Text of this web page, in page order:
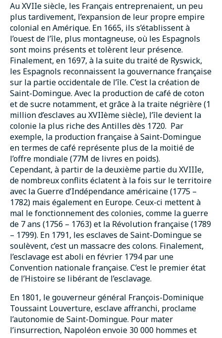
Au XVIIe siècle, les Français entreprenaient, un peu
plus tardivement, l’expansion de leur propre empire
colonial en Amérique. En 1665, ils s’établissent à
l’ouest de l’île, plus montagneuse, où les Espagnols
sont moins présents et tolèrent leur présence.
Finalement, en 1697, à la suite du traité de Ryswick,
les Espagnols reconnaissent la gouvernance française
sur la partie occidentale de l’île. C’est la création de
Saint-Domingue. Avec la production de café de coton
et de sucre notamment, et grâce à la traite négrière (1
million d’esclaves au XVIIème siècle), l’île devient la
colonie la plus riche des Antilles dès 1720. Par
exemple, la production française à Saint-Domingue
en termes de café représente plus de la moitié de
l’offre mondiale (77M de livres en poids).
Cependant, à partir de la deuxième partie du XVIIIe,
de nombreux conflits éclatent à la fois sur le territoire
avec la Guerre d’Indépendance américaine (1775 –
1782) mais également en Europe. Ceux-ci mettent à
mal le fonctionnement des colonies, comme la guerre
de 7 ans (1756 – 1763) et la Révolution française (1789
– 1799). En 1791, les esclaves de Saint-Domingue se
soulèvent, c’est un massacre des colons. Finalement,
l’esclavage est aboli en février 1794 par une
Convention nationale française. C’est le premier état
de l’Histoire se libérant de l’esclavage.
En 1801, le gouverneur général François-Dominique
Toussaint Louverture, esclave affranchi, proclame
l’autonomie de Saint-Domingue. Pour mater
l’insurrection, Napoléon envoie 30 000 hommes et